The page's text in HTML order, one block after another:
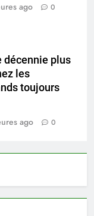
ago 0
décennie plus
les
toujours
ago 0